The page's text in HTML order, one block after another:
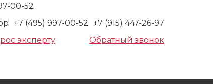
00-52
+7 (495) 997-00-52
+7 (915) 447-26-97
эксперту
Обратный звонок